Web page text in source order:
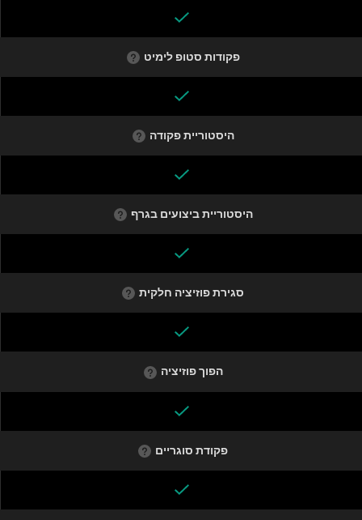
פקודות סטופ לימיט
היסטוריית פקודה
היסטוריית ביצועים בגרף
סגירת פוזיציה חלקית
הפוך פוזיציה
פקודת סוגריים